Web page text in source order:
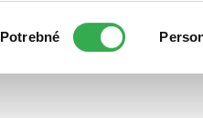
súhlasu
Potrebné